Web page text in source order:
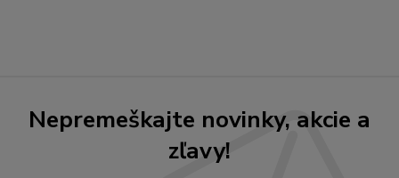
Nepremeškajte novinky, akcie a
zľavy!